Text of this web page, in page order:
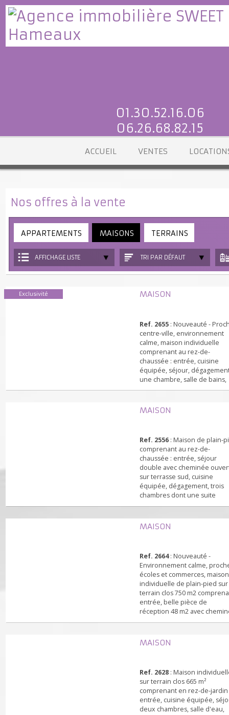
01.30.52.16.06
06.26.68.82.15
Nos offres à la vente
APPARTEMENTS MAISONS TERRAINS
Ref. 2655 : Nouveauté -
centre-ville,
calme, maison individuelle
comprenant au rez-de-
chaussée : entrée, cuisine
toilettes. A l'étage :
une chambre ( 2
avec abri de jardin.
Ref. 2556: Maison de
comprenant au rez-de-
chaussée : entrée, séjour
double avec cheminée
sur terrasse sud, cuisine
équipée, dégagement,
chambres dont une suite
parentale, salle de bains.
jardin. Décoration
Commerces et écoles à
proximité.
Ref. 2664 : Nouveauté -
Environnement calme,
écoles et commerces,
individuelle de plain-pied
réception 48 m2 avec
cuisine aménagée
salle de bains, salle d'eau,
toilettes. Garage double,
cellier. Combles
80 m2 env. : escalier et
béton existant.
MAISON
Ref. 2628: Maison
sur terrain clos 665 m²